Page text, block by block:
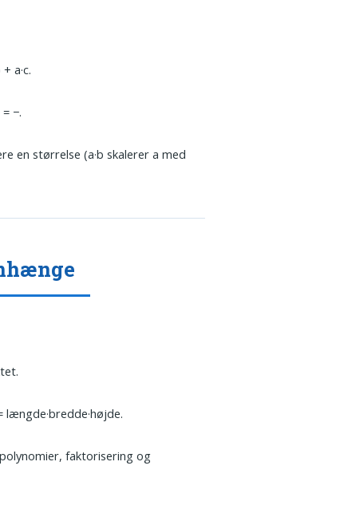
a·c.
−.
en størrelse (a·b skalerer a med
faktorisering og